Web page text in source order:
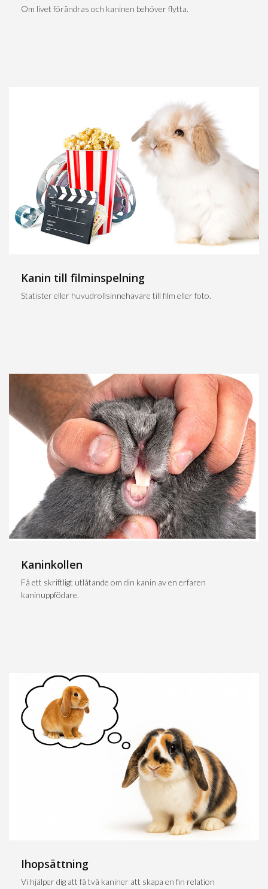
Om livet förändras och kaninen behöver flytta.
Kanin till filminspelning
Statister eller huvudrollsinnehavare till film eller foto.
Kaninkollen
Få ett skriftligt utlåtande om din kanin av en erfaren
kaninuppfödare.
Ihopsättning
Vi hjälper dig att få två kaniner att skapa en fin relation